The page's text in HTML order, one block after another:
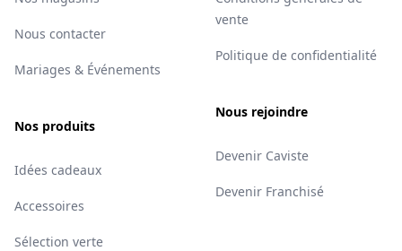
Nous contacter
Mariages & Événements
Nos produits
Idées cadeaux
Accessoires
Sélection verte
vente
Politique de confidentialité
Nous rejoindre
Devenir Caviste
Devenir Franchisé